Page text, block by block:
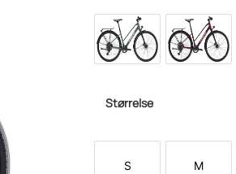
Størrelse
S M